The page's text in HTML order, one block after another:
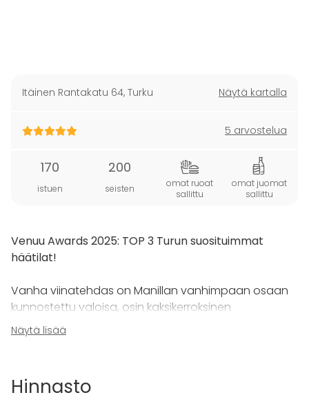
Itäinen Rantakatu 64, Turku Näytä kartalla
5 arvostelua
170
istuen
200
seisten
omat ruoat
sallittu
omat juomat
sallittu
Venuu Awards 2025: TOP 3 Turun suosituimmat
häätilat!
Vanha viinatehdas on Manillan vanhimpaan osaan
kunnostettu valoisa, osin kaksikerroksinen
monitoimitila.
paljastuneita vanhoja kulttuurikerroksia.
Näytä lisää
Hinnasto